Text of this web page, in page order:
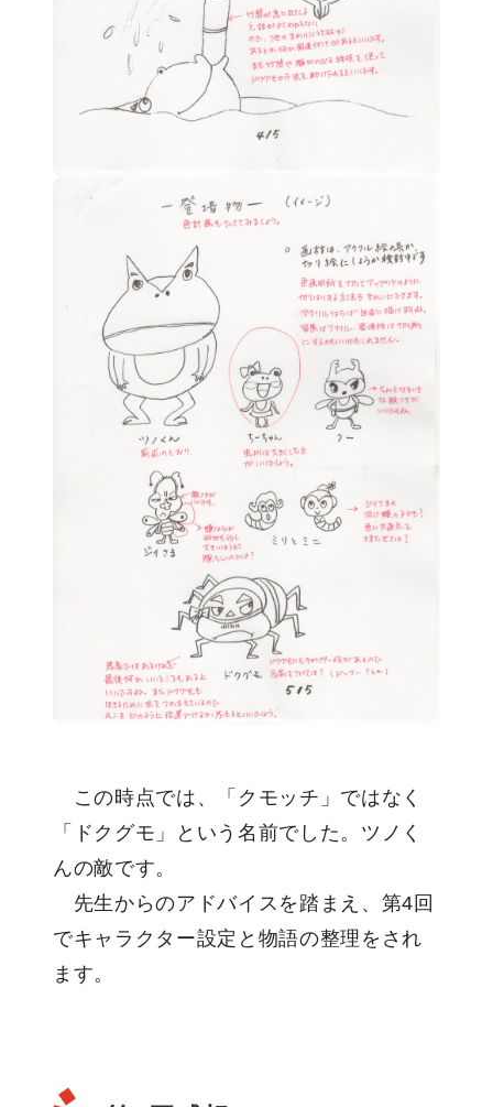
この時点では、「クモッチ」ではなく
「ドクグモ」という名前でした。ツノく
んの敵です。
先生からのアドバイスを踏まえ、第4回
でキャラクター設定と物語の整理をされ
ます。